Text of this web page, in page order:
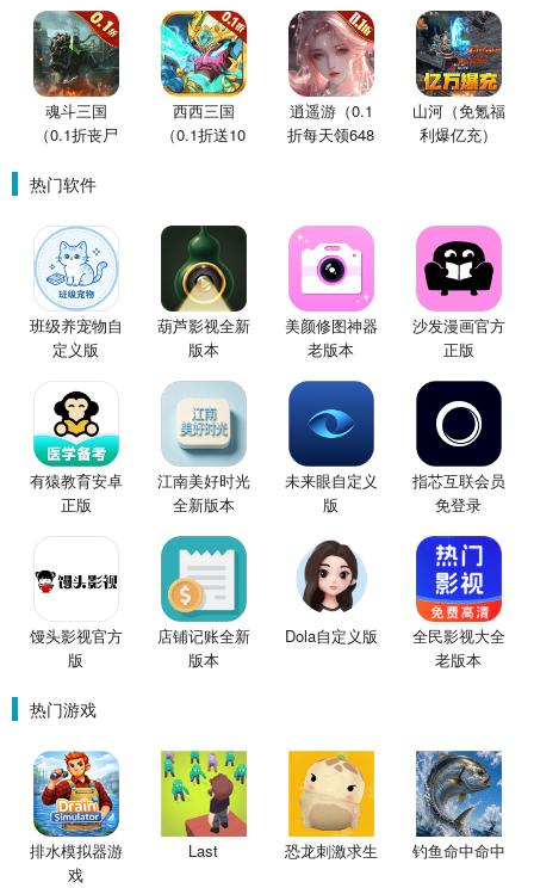
魂斗三国
（0.1折丧尸
西西三国
（0.1折送10
逍遥游（0.1
折每天领648
山河（免氪福
利爆亿充）
热门软件
班级养宠物自
定义版
葫芦影视全新
版本
美颜修图神器
老版本
沙发漫画官方
正版
有猿教育安卓
正版
江南美好时光
全新版本
未来眼自定义
版
指芯互联会员
免登录
馒头影视官方
版
店铺记账全新
版本
Dola自定义版
全民影视大全
老版本
热门游戏
排水模拟器游
戏
Last 恐龙刺激求生 钓鱼命中命中